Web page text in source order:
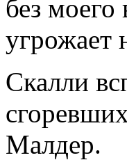
без моего
угрожает
Скалли
Малдер.